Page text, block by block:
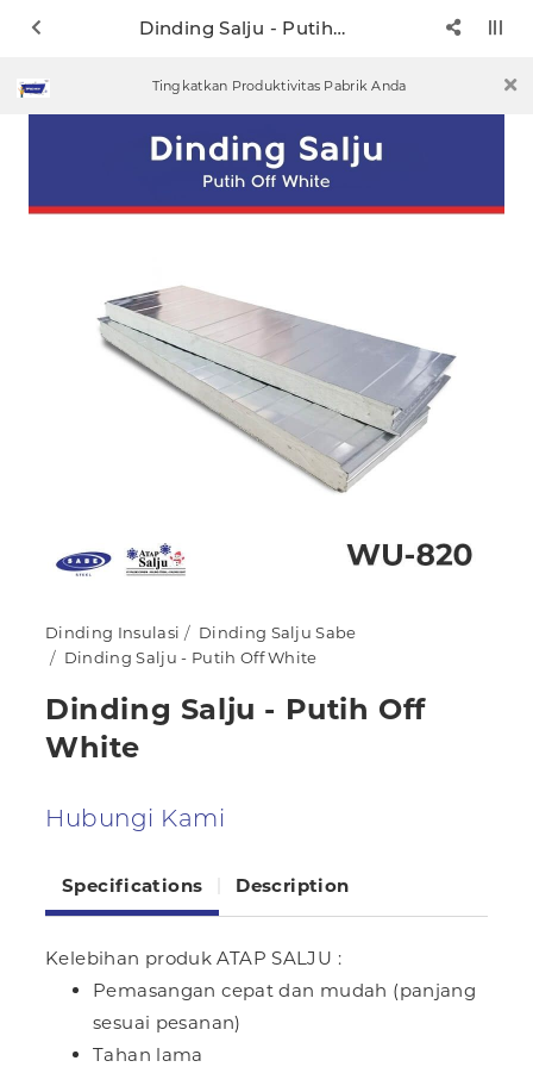
Dinding Salju - Putih Off White
Tingkatkan Produktivitas Pabrik Anda
Dinding Insulasi
Dinding Salju Sabe
Dinding Salju - Putih Off White
Dinding Salju - Putih Off
White
Hubungi Kami
Specifications Description
Kelebihan produk ATAP SALJU :
Pemasangan cepat dan mudah (panjang
sesuai pesanan)
Tahan lama